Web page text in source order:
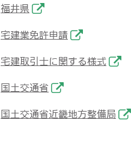
福井県
宅建業免許申請
宅建取引士に関する様式
国土交通省
国土交通省近畿地方整備局